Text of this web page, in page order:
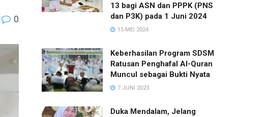
0
13 bagi ASN dan PPPK (PNS
dan P3K) pada 1 Juni 2024
15 MEI 2024
Keberhasilan Program SDSM
Ratusan Penghafal Al-Quran
Muncul sebagai Bukti Nyata
7 JUNI 2023
Duka Mendalam, Jelang